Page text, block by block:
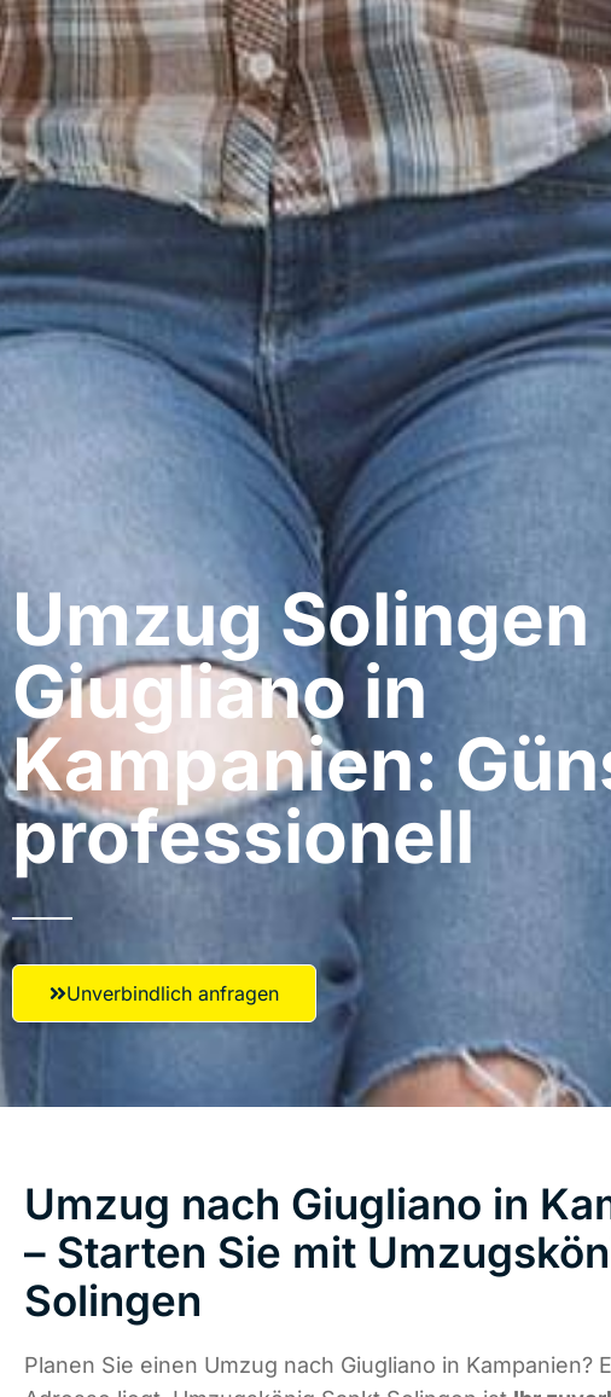
Umzug Solingen​
Giugliano in
Kampanien:
professionell​
Unverbindlich anfragen
Umzug nach Giugliano in
– Starten Sie mit
Solingen
Planen Sie einen Umzug nach Giugliano in Kampanien?